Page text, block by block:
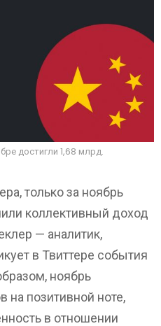
достигли 1,68 млрд.
только за ноябрь
коллективный доход
— аналитик,
в Твиттере события
ноябрь
на позитивной ноте,
в отношении